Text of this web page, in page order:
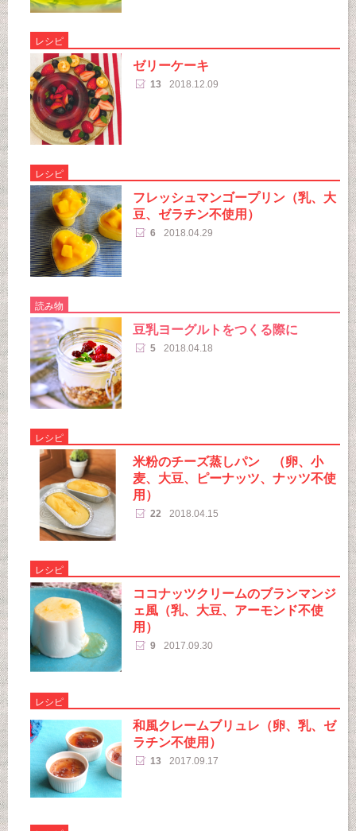
レシピ
ゼリーケーキ
13 2018.12.09
レシピ
フレッシュマンゴープリン（乳、大
豆、ゼラチン不使用）
6 2018.04.29
読み物
豆乳ヨーグルトをつくる際に
5 2018.04.18
レシピ
米粉のチーズ蒸しパン （卵、小
麦、大豆、ピーナッツ、ナッツ不使
用）
22 2018.04.15
レシピ
ココナッツクリームのブランマンジ
ェ風（乳、大豆、アーモンド不使
用）
9 2017.09.30
レシピ
和風クレームブリュレ（卵、乳、ゼ
ラチン不使用）
13 2017.09.17